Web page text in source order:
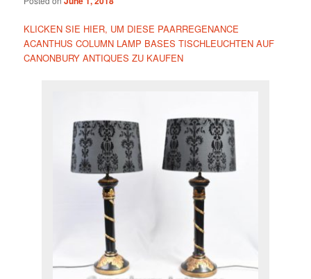
KLICKEN SIE HIER, UM DIESE PAARREGENANCE
ACANTHUS COLUMN LAMP BASES TISCHLEUCHTEN AUF
CANONBURY ANTIQUES ZU KAUFEN